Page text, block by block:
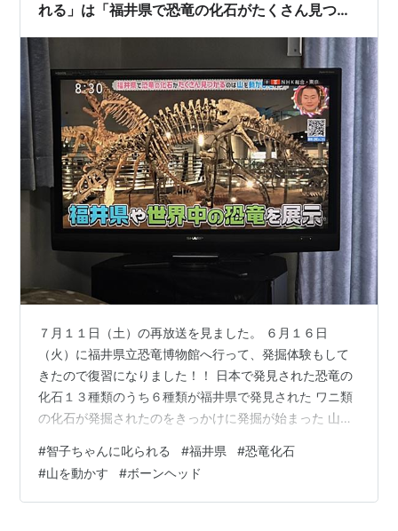
れる」は「福井県で恐竜の化石がたくさん見つか
７月１１日（土）の再放送を見ました。 ６月１６日
（火）に福井県立恐竜博物館へ行って、発掘体験もして
きたので復習になりました！！ 日本で発見された恐竜の
化石１３種類のうち６種類が福井県で発見された ワニ類
の化石が発掘されたのをきっかけに発掘が始まった 山を
る 削った土で新しい山ができるほど 山を上から削って大
規模に発掘すという判断が比較的短時間で多くの化石を
見つけることが出来たんですね。１９８８年予備調査か
#智子ちゃんに叱られる #福井県 #恐竜化石
#山を動かす #ボーンヘッド